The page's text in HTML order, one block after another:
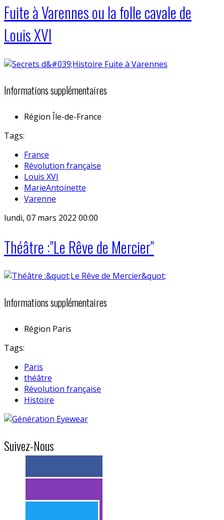
Fuite à Varennes ou la folle cavale de
Louis XVI
Informations supplémentaires
Région Île-de-France
Tags:
France
Révolution française
Louis XVI
MarieAntoinette
Varenne
lundi, 07 mars 2022 00:00
Théâtre :"Le Rêve de Mercier"
Informations supplémentaires
Région Paris
Tags:
Paris
théâtre
Révolution française
Histoire
Suivez-Nous
> 11k abonnés
> 11k abonnés